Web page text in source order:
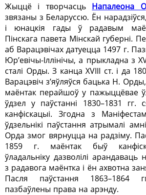
Жыццё і творчасць Напалеона
звязаны з Беларуссю. Ён
і юнацкія гады ў радавым
Пінскага павета Мінскай губерні.
аб Варацэвічах датуецца 1497 г.
Юр’евічы-Іллінічы, а прыкладна з
сталі Орды. З канца ХVIII ст. і да
Варацэвіч з’яўляўся бацька Н.
маёнтак перайшоў у пажыццёвае
ўдзел у паўстанні 1830–1831 гг.
канфіскацыі. Згодна з
ўдзельнікі паўстання атрымалі
Орда змог вярнуцца на радзіму.
1859 г. маёнтак быў
ўладальніку дазволілі арандаваць
з радавога маёнтка і ён ахвотна
Пасля паўстання 1863–1864
пазбаўлены права на арэнду.